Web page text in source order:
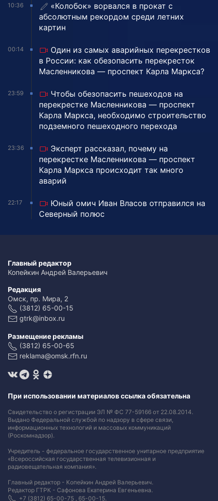
10:36
«Колобок» ворвался в прокат с
абсолютным рекордом среди летних
картин
00:14
Один из самых аварийных перекрестков
в России: как обезопасить перекресток
Масленникова — проспект Карла Маркса?
23:59
Чтобы обезопасить пешеходов на
перекрестке Масленникова — проспект
Карла Маркса, необходимо строительство
подземного пешеходного перехода
23:36
Эксперт рассказал, почему на
перекрестке Масленникова — проспект
Карла Маркса происходит так много
аварий
22:17
Юный омич Иван Власов отправился на
Северный полюс
Главный редактор
Копейкин Андрей Валерьевич
Редакция
Омск, пр. Мира, 2
(3812) 65-00-15
gtrk@inbox.ru
Размещение рекламы
(3812) 65-00-65
reklama@omsk.rfn.ru
При использовании материалов ссылка обязательна
Свидетельство о регистрации ЭЛ № ФС 77-59166 от 22.08.2014.
Выдано Федеральной службой по надзору в сфере связи,
информационных технологий и массовых коммуникаций
(Роскомнадзор).
Учредитель - федеральное государственное унитарное предприятие
«Всероссийская государственная телевизионная и
радиовещательная компания».
Главный редактор - Копейкин Андрей Валерьевич.
Редактор ГТРК - Сафонова Екатерина Евгеньевна.
+7 (3812) 65-00-75 , 65-00-15.